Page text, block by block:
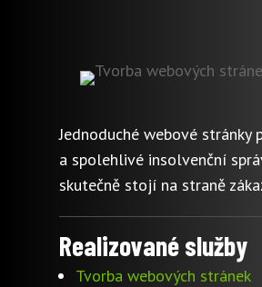
Jednoduché webové stránky
a spolehlivé insolvenční
skutečně stojí na straně
Realizované služby
Tvorba webových stránek